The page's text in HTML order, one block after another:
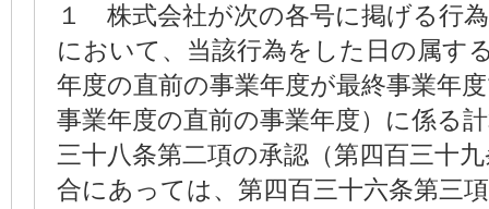
１ 株式会社が次の各号に掲げる行
において、当該行為をした日の属す
年度の直前の事業年度が最終事業年
事業年度の直前の事業年度）に係る
三十八条第二項の承認（第四百三十
合にあっては、第四百三十六条第三